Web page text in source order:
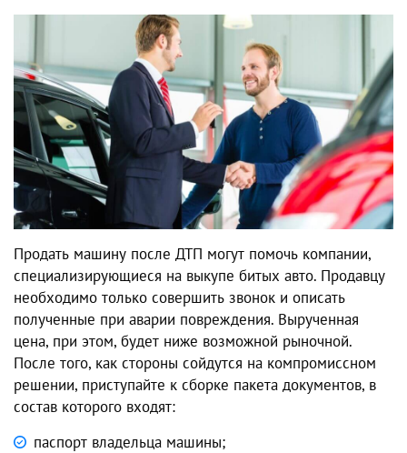
Продать машину после ДТП могут помочь компании,
специализирующиеся на выкупе битых авто. Продавцу
необходимо только совершить звонок и описать
полученные при аварии повреждения. Вырученная
цена, при этом, будет ниже возможной рыночной.
После того, как стороны сойдутся на компромиссном
решении, приступайте к сборке пакета документов, в
состав которого входят:
паспорт владельца машины;